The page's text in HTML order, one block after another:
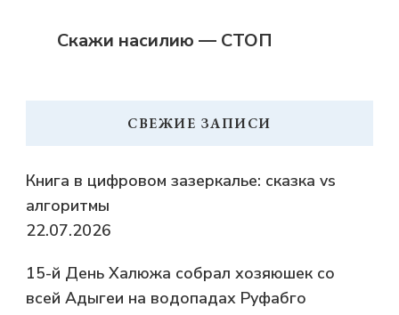
Скажи насилию — СТОП
СВЕЖИЕ ЗАПИСИ
Книга в цифровом зазеркалье: сказка vs
алгоритмы
22.07.2026
15-й День Халюжа собрал хозяюшек со
всей Адыгеи на водопадах Руфабго